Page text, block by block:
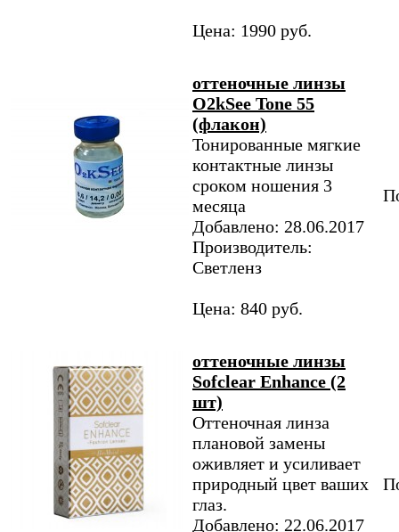
Цена: 1990 руб.
оттеночные линзы
O2kSee Tone 55
(флакон)
Тонированные мягкие
контактные линзы
сроком ношения 3
месяца
Добавлено: 28.06.2017
Производитель:
Светленз
Цена: 840 руб.
оттеночные линзы
Sofclear Enhance (2
шт)
Оттеночная линза
плановой замены
оживляет и усиливает
природный цвет ваших
глаз.
Добавлено: 22.06.2017